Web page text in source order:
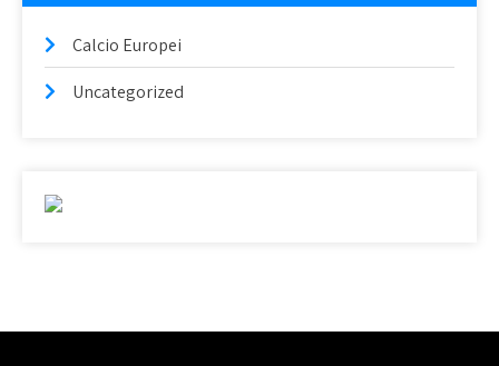
Calcio Europei
Uncategorized